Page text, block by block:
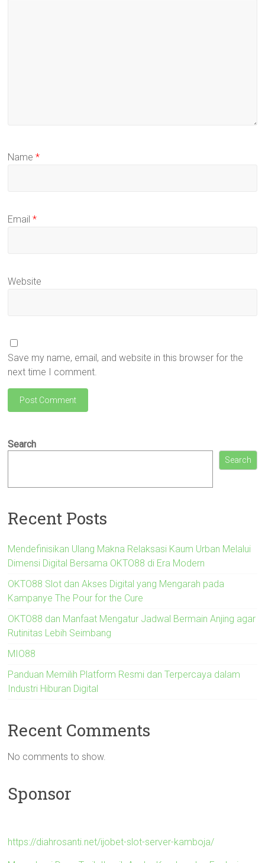
Name*
Email*
Website
Save my name, email, and website in this browser for the
next time I comment.
Search
Search
Recent Posts
Mendefinisikan Ulang Makna Relaksasi Kaum Urban Melalui
Dimensi Digital Bersama OKTO88 di Era Modern
OKTO88 Slot dan Akses Digital yang Mengarah pada
Kampanye The Pour for the Cure
OKTO88 dan Manfaat Mengatur Jadwal Bermain Anjing agar
Rutinitas Lebih Seimbang
MIO88
Panduan Memilih Platform Resmi dan Terpercaya dalam
Industri Hiburan Digital
Recent Comments
No comments to show.
Sponsor
https://diahrosanti.net/ijobet-slot-server-kamboja/